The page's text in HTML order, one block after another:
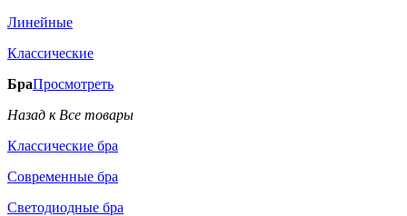
Линейные
Классические
БраПросмотреть
Назад к Все товары
Классические бра
Современные бра
Светодиодные бра